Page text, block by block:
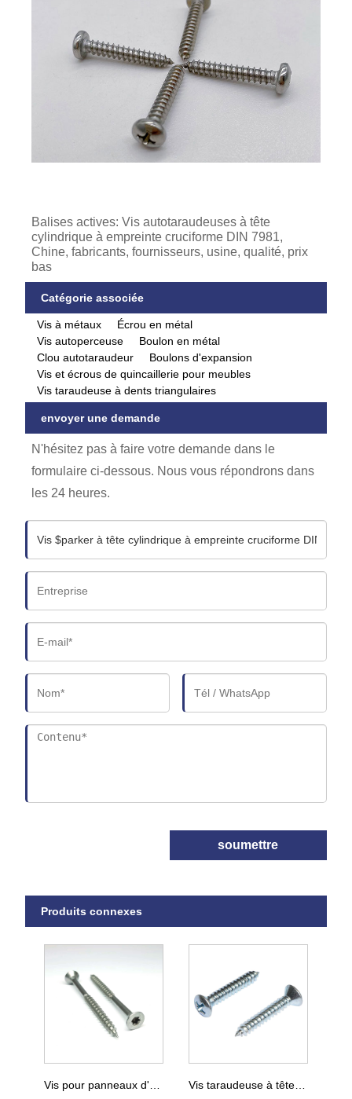
Balises actives: Vis autotaraudeuses à tête
cylindrique à empreinte cruciforme DIN 7981,
Chine, fabricants, fournisseurs, usine, qualité, prix
bas
Catégorie associée
Vis à métaux
Écrou en métal
Vis autoperceuse
Boulon en métal
Clou autotaraudeur
Boulons d'expansion
Vis et écrous de quincaillerie pour meubles
Vis taraudeuse à dents triangulaires
envoyer une demande
N'hésitez pas à faire votre demande dans le
formulaire ci-dessous. Nous vous répondrons dans
les 24 heures.
soumettre
Produits connexes
Vis taraudeuse à tête fraisée DIN 7983